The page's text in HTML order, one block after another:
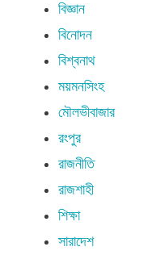
বিজ্ঞান
বিনোদন
বিশ্বনাথ
ময়মনসিংহ
মৌলভীবাজার
রংপুর
রাজনীতি
রাজশাহী
শিক্ষা
সারাদেশ